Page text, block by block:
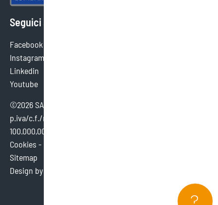
Seguici sui social
Facebook
Instagram
Linkedin
Youtube
©2026 SAEF SRL SB - tutti i diritti sono riservati.
p.iva/c.f./reg. imp. brescia 02154380980 - cap. sociale €
100.000,00 i.v.
Cookies -
Sitemap
Design by